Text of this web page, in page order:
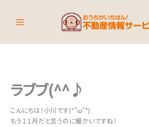
キ
ラブブ(^^♪
こんにちは！小川です(*”ω”*)
もう１１月だと言うのに暖かいですね！